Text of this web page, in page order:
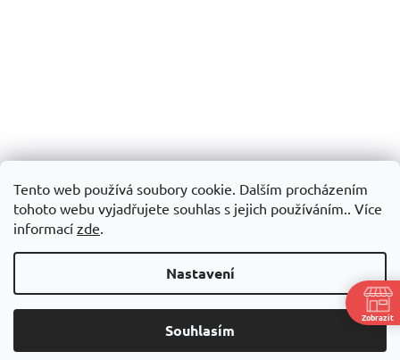
Tento web používá soubory cookie. Dalším procházením
tohoto webu vyjadřujete souhlas s jejich používáním.. Více
informací zde.
Nastavení
Souhlasím
Zobrazit